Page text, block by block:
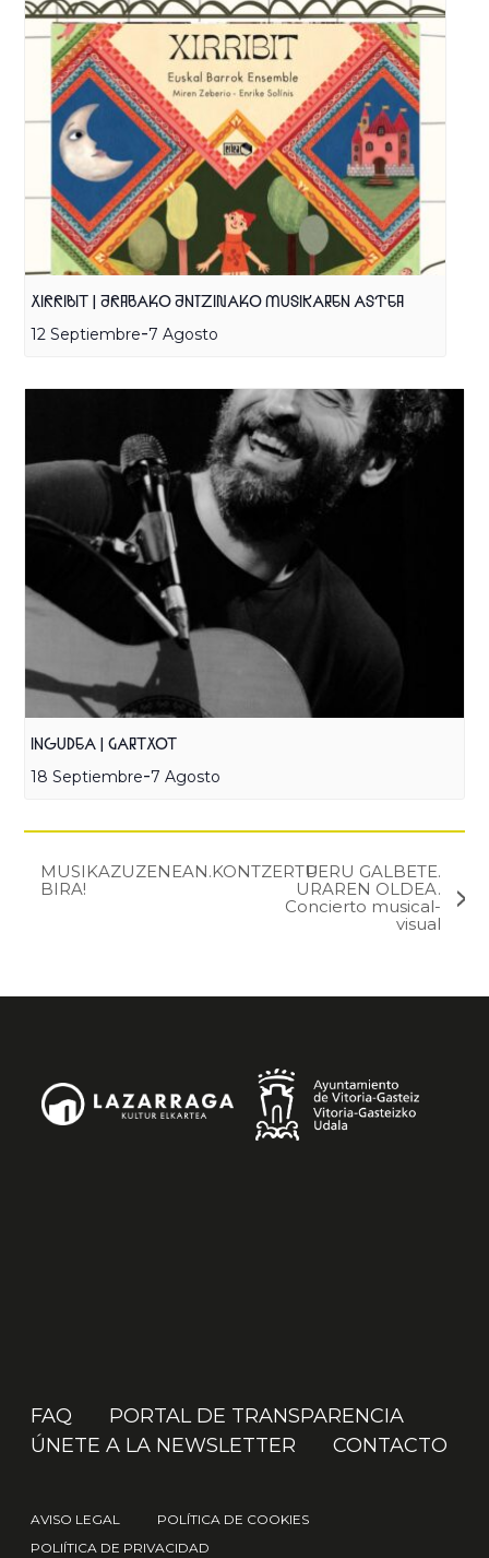
XIRRIBIT | ARABAKO ANTZINAKO MUSIKAREN ASTEA
12 Septiembre-7 Agosto
INGUDEA | GARTXOT
18 Septiembre-7 Agosto
MUSIKAZUZENEAN.KONTZERTU
BIRA!
PERU GALBETE.
URAREN OLDEA.
Concierto musical-
visual
FAQ
PORTAL DE TRANSPARENCIA
ÚNETE A LA NEWSLETTER
CONTACTO
AVISO LEGAL
POLÍTICA DE COOKIES
POLIÍTICA DE PRIVACIDAD